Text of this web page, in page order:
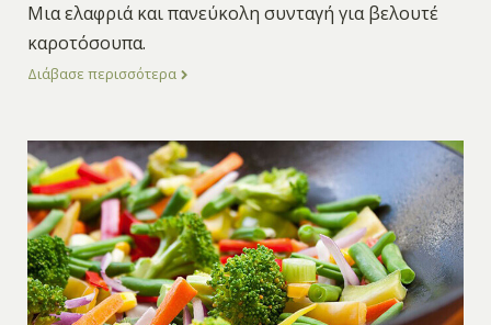
Μια ελαφριά και πανεύκολη συνταγή για βελουτέ
καροτόσουπα.
Διάβασε περισσότερα